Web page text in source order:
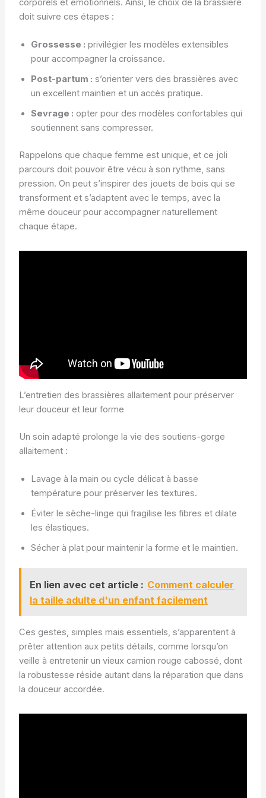
corporels et émotionnels. Ainsi, le choix de la brassière
doit suivre ces étapes :
Grossesse : privilégier les modèles extensibles
pour accompagner la croissance.
Post-partum : s’orienter vers des brassières avec
un excellent maintien et un accès pratique.
Sevrage : opter pour des modèles confortables qui
soutiennent sans compresser.
Rappelons que chaque femme est unique, et ce joli
parcours doit pouvoir être vécu à son rythme, sans
pression. On peut s’inspirer des jouets de bois qui se
transforment et s’adaptent avec le temps, avec la
même douceur pour accompagner naturellement
chaque étape.
L’entretien des brassières allaitement pour préserver
leur douceur et leur forme
Un soin adapté prolonge la vie des soutiens-gorge
allaitement :
Lavage à la main ou cycle délicat à basse
température pour préserver les textures.
Éviter le sèche-linge qui fragilise les fibres et dilate
les élastiques.
Sécher à plat pour maintenir la forme et le maintien.
En lien avec cet article : Comment calculer
la taille adulte d'un enfant facilement
Ces gestes, simples mais essentiels, s’apparentent à
prêter attention aux petits détails, comme lorsqu’on
veille à entretenir un vieux camion rouge cabossé, dont
la robustesse réside autant dans la réparation que dans
la douceur accordée.